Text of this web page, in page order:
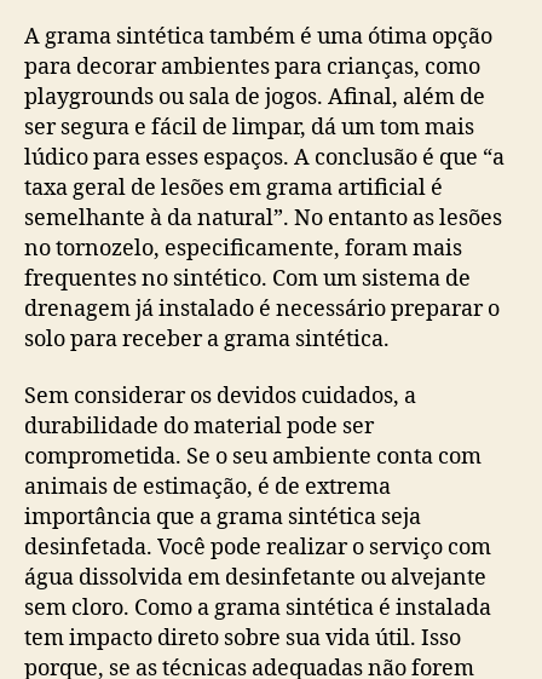
A grama sintética também é uma ótima opção
para decorar ambientes para crianças, como
playgrounds ou sala de jogos. Afinal, além de
ser segura e fácil de limpar, dá um tom mais
lúdico para esses espaços. A conclusão é que “a
taxa geral de lesões em grama artificial é
semelhante à da natural”. No entanto as lesões
no tornozelo, especificamente, foram mais
frequentes no sintético. Com um sistema de
drenagem já instalado é necessário preparar o
solo para receber a grama sintética.
Sem considerar os devidos cuidados, a
durabilidade do material pode ser
comprometida. Se o seu ambiente conta com
animais de estimação, é de extrema
importância que a grama sintética seja
desinfetada. Você pode realizar o serviço com
água dissolvida em desinfetante ou alvejante
sem cloro. Como a grama sintética é instalada
tem impacto direto sobre sua vida útil. Isso
porque, se as técnicas adequadas não forem